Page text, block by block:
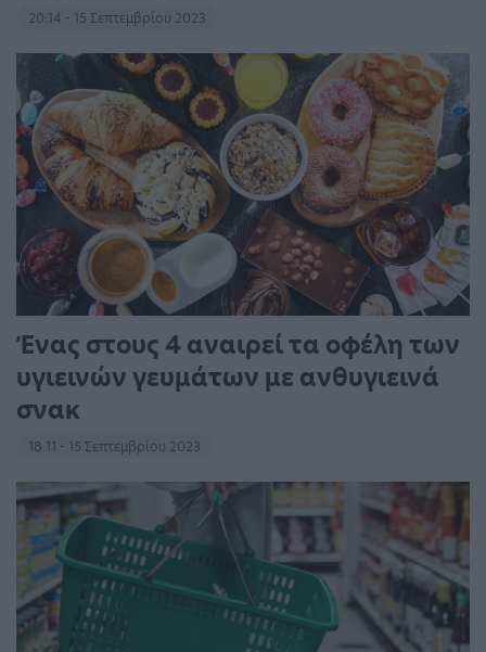
20:14 - 15 Σεπτεμβρίου 2023
Ένας στους 4 αναιρεί τα οφέλη των
υγιεινών γευμάτων με ανθυγιεινά
σνακ
18:11 - 15 Σεπτεμβρίου 2023